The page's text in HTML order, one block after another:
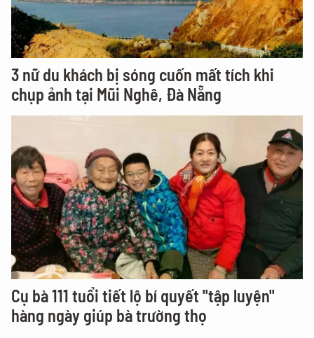
3 nữ du khách bị sóng cuốn mất tích khi
chụp ảnh tại Mũi Nghê, Đà Nẵng
Cụ bà 111 tuổi tiết lộ bí quyết "tập luyện"
hàng ngày giúp bà trường thọ